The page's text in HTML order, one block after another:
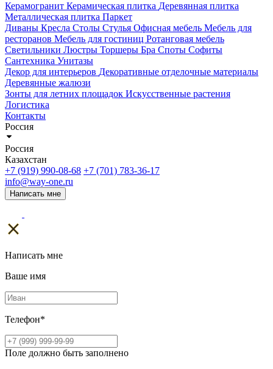
Керамогранит Керамическая плитка Деревянная плитка
Металлическая плитка Паркет
Диваны Кресла Столы Стулья Офисная мебель Мебель для
ресторанов Мебель для гостиниц Ротанговая мебель
Светильники Люстры Торшеры Бра Споты Софиты
Сантехника Унитазы
Декор для интерьеров Декоративные отделочные материалы
Деревянные жалюзи
Зонты для летних площадок Искусственные растения
Логистика
Контакты
Россия
Россия
Казахстан
+7 (919) 990-08-68 +7 (701) 783-36-17
info@way-one.ru
Написать мне
Написать мне
Ваше имя
Телефон*
Поле должно быть заполнено